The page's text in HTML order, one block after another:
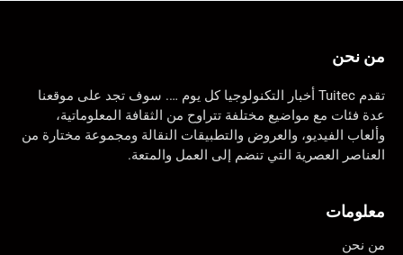
من نحن
تقدم Tuitec أخبار التكنولوجيا كل يوم …. سوف تجد على موقعنا
عدة فئات مع مواضيع مختلفة تتراوح من الثقافة المعلوماتية،
وألعاب الفيديو، والعروض والتطبيقات النقالة ومجموعة مختارة من
العناصر العصرية التي تنضم إلى العمل والمتعة.
معلومات
من نحن